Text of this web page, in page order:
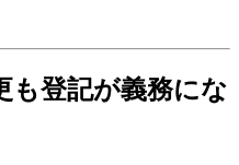
も登記が義務にな